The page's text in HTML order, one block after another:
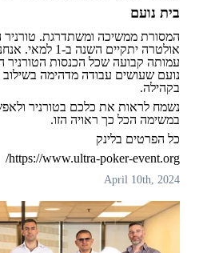
בית נועם
אולטרה יתקיים
עמותה קבועה שכל הכנסות הטורניר
נועם שעושים עבודה מדהימה בשילוב
בקהילה.
נשמח לראות את כלכם בטורניר
במשימה הכל כך ראויה הזו.
כל הפרטים בלינק
https://www.ultra-poker-event.org/
April 10th, 2024